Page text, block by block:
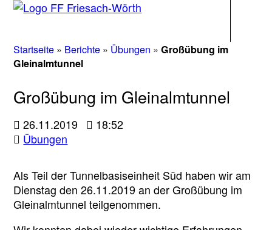
Startseite » Berichte » Übungen »Großübung im
Gleinalmtunnel
Großübung im Gleinalmtunnel
26.11.2019
18:52
Übungen
Als Teil der Tunnelbasiseinheit Süd haben wir am
Dienstag den 26.11.2019 an der Großübung im
Gleinalmtunnel teilgenommen.